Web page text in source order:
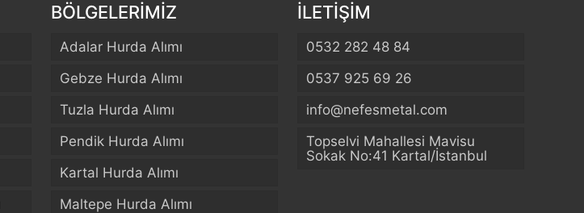
BÖLGELERİMİZ
Adalar Hurda Alımı
Gebze Hurda Alımı
Tuzla Hurda Alımı
Pendik Hurda Alımı
Kartal Hurda Alımı
Maltepe Hurda Alımı
İLETİŞİM
0532 282 48 84
0537 925 69 26
info@nefesmetal.com
Topselvi Mahallesi Mavisu
Sokak No:41 Kartal/İstanbul